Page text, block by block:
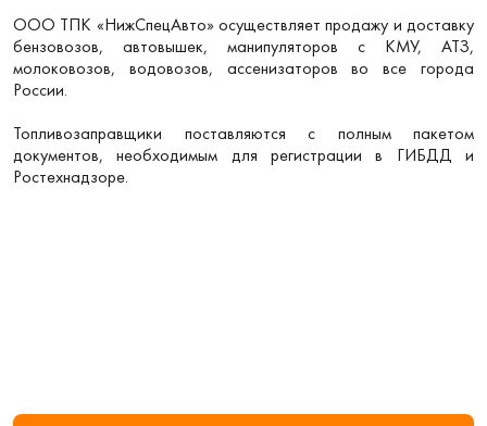
ООО ТПК «НижСпецАвто» осуществляет продажу и доставку
бензовозов, автовышек, манипуляторов с КМУ, АТЗ,
молоковозов, водовозов, ассенизаторов во все города
России.
Топливозаправщики поставляются с полным пакетом
документов, необходимым для регистрации в ГИБДД и
Ростехнадзоре.